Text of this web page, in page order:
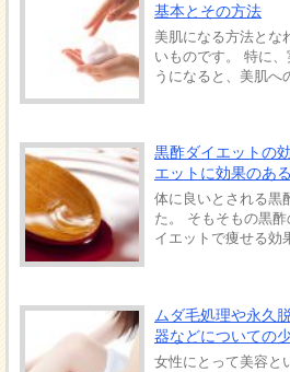
基本とその方法
美肌になる方法とな
いものです。 特に
うになると、美肌へ
黒酢ダイエットの
エットに効果のあ
体に良いとされる黒
た。 そもそもの黒
イエットで痩せる効
ムダ毛処理や永久
器などについての
女性にとって美容と